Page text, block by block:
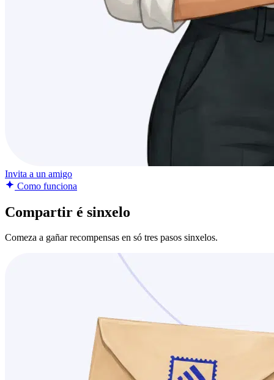
Invita a un amigo
Como funciona
Compartir é sinxelo
Comeza a gañar recompensas en só tres pasos sinxelos.